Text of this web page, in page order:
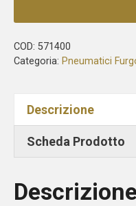
COD: 571400
Categoria: Pneumatici
Descrizione
Scheda Prodotto
Descrizione